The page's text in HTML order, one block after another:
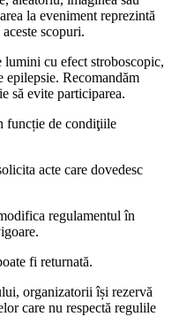
la eveniment reprezintă
scopuri.
cu efect stroboscopic,
epilepsie. Recomandăm
să evite participarea.
funcție de condiţiile
acte care dovedesc
regulamentul în
fi returnată.
organizatorii își rezervă
care nu respectă regulile